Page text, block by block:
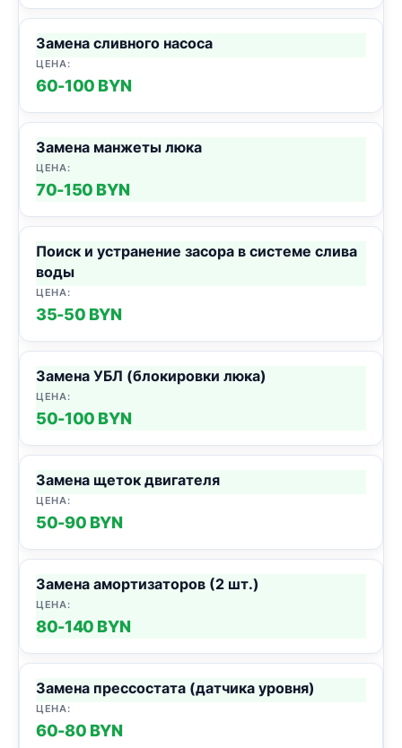
Замена сливного насоса
60-100 BYN
Замена манжеты люка
70-150 BYN
Поиск и устранение засора в системе слива
воды
35-50 BYN
Замена УБЛ (блокировки люка)
50-100 BYN
Замена щеток двигателя
50-90 BYN
Замена амортизаторов (2 шт.)
80-140 BYN
Замена прессостата (датчика уровня)
60-80 BYN